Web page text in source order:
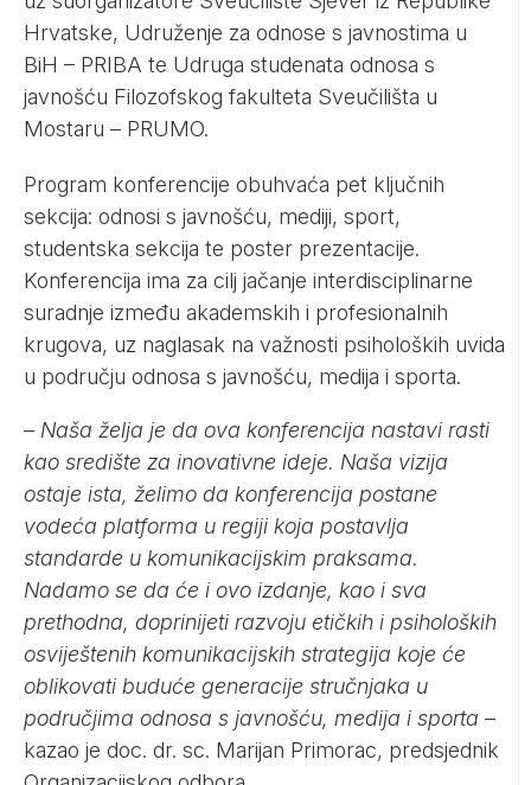
Hrvatske, Udruženje za odnose s javnostima u
BiH – PRIBA te Udruga studenata odnosa s
javnošću Filozofskog fakulteta Sveučilišta u
Mostaru – PRUMO.
Program konferencije obuhvaća pet ključnih
sekcija: odnosi s javnošću, mediji, sport,
studentska sekcija te poster prezentacije.
Konferencija ima za cilj jačanje interdisciplinarne
suradnje između akademskih i profesionalnih
krugova, uz naglasak na važnosti psiholoških uvida
u području odnosa s javnošću, medija i sporta.
– Naša želja je da ova konferencija nastavi rasti
kao središte za inovativne ideje. Naša vizija
ostaje ista, želimo da konferencija postane
vodeća platforma u regiji koja postavlja
standarde u komunikacijskim praksama.
Nadamo se da će i ovo izdanje, kao i sva
prethodna, doprinijeti razvoju etičkih i psiholoških
osviještenih komunikacijskih strategija koje će
oblikovati buduće generacije stručnjaka u
područjima odnosa s javnošću, medija i sporta –
kazao je doc. dr. sc. Marijan Primorac, predsjednik